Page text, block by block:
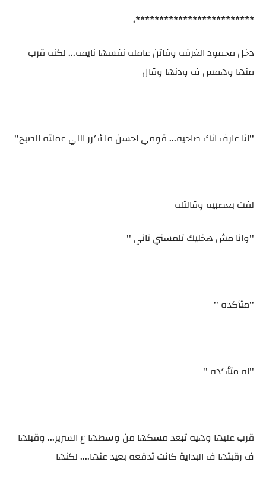
*************************،
دخل محمود الغرفه وفاتن عامله نفسها نايمه... لكنه قرب
منها وهمس ف ودنها وقال
''انا عارف انك صاحيه... قومي احسن ما أكرر اللي عملته الصبح''
لفت بعصبيه وقالتله
''وانا مش هخليك تلمسني تاني ''
''متأكده ''
''اه متأكده ''
قرب عليها وهيه تبعد مسكها من وسطها ع السرير... وقبلها
ف رقبتها ف البداية كانت تدفعه بعيد عنها.... لكنها